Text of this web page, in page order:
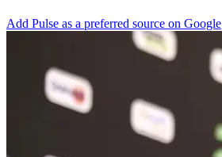
Add Pulse as a preferred source on Google